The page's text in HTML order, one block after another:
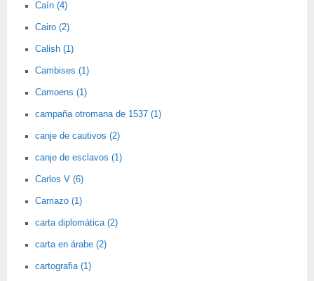
Caín (4)
Cairo (2)
Calish (1)
Cambises (1)
Camoens (1)
campaña otromana de 1537 (1)
canje de cautivos (2)
canje de esclavos (1)
Carlos V (6)
Carriazo (1)
carta diplomática (2)
carta en árabe (2)
cartografia (1)